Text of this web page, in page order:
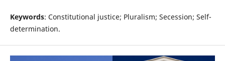
Keywords: Constitutional justice; Pluralism; Secession; Self-
determination.